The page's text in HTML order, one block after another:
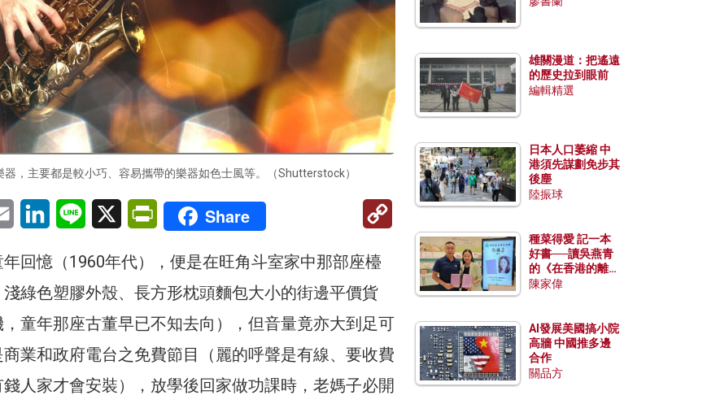
器，主要都是較小巧、容易攜帶的樂器如色士風等。（Shutterstock）
Email LinkedInLine X PrintFriendly
Share
Copy
回憶（1960年代），便是在旺角斗室家中那部座檯
綠色塑膠外殼、長方形枕頭麵包大小的街邊平價貨
，童年那座古董早已不知去向），但音量竟亦大到足可
業和政府電台之免費節目（麗的呼聲是有線、要收費
人家才會安裝），放學後回家做功課時，老媽子必開
雄關漫道：把遙遠
的歷史拉到眼前
編輯精選
日本人口萎縮 中
港須先謀劃免步其
後塵
陸振球
種菜得愛 記一本
好書──讀吳燕青
的《在香港的離島
種菜》
陳家偉
AI發展美國搞小院
高牆 中國推多邊
合作
關品方